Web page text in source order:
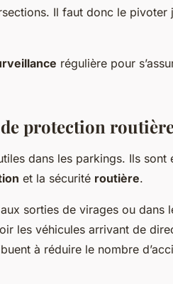
Il faut donc le pivoter
régulière pour
protection
dans les parkings. Ils sont
et la sécurité routière.
sorties de virages ou dans
les véhicules arrivant de
à réduire le nombre